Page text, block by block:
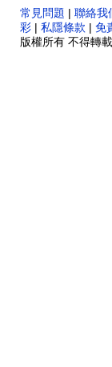
常見問題 | 聯絡我
彩 | 私隱條款 | 免
版權所有 不得轉